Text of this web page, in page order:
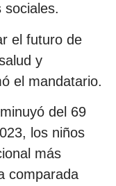
sociales.
el futuro de
y
el mandatario.
del 69
los niños
más
comparada